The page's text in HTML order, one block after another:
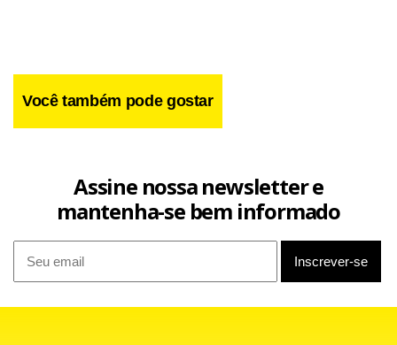
“De vez em quando é bom ter uns percalços pela frente.
Esse resultado deu uma mexida com a gente, vamos com
mais força”, admite o bicampeão olímpico e octa mundial da
Você também pode gostar
Assine nossa newsletter e
mantenha-se bem informado